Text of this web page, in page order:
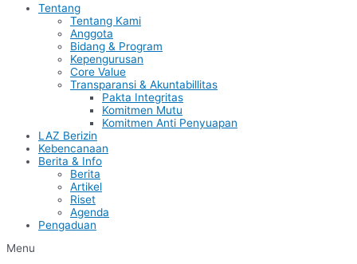
Tentang
Tentang Kami
Anggota
Bidang & Program
Kepengurusan
Core Value
Transparansi & Akuntabillitas
Pakta Integritas
Komitmen Mutu
Komitmen Anti Penyuapan
LAZ Berizin
Kebencanaan
Berita & Info
Berita
Artikel
Riset
Agenda
Pengaduan
Menu